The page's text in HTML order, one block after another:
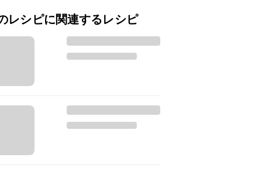
レシピに関連するレシピ